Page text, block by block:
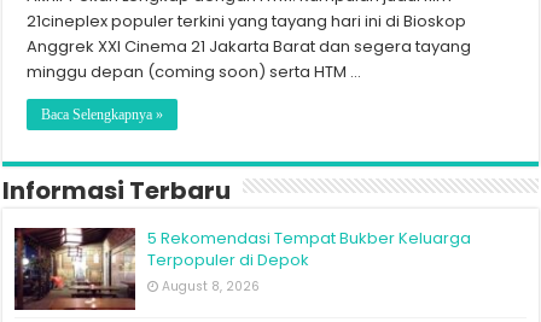
21cineplex populer terkini yang tayang hari ini di Bioskop
Anggrek XXI Cinema 21 Jakarta Barat dan segera tayang
minggu depan (coming soon) serta HTM …
Baca Selengkapnya »
Informasi Terbaru
5 Rekomendasi Tempat Bukber Keluarga
Terpopuler di Depok
August 8, 2026